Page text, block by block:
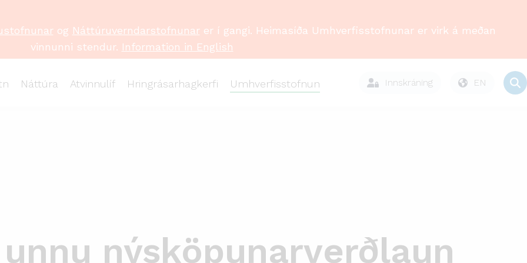
Náttúra Atvinnulíf Hringrásarhagkerfi Umhverfisstofnun Innskráning EN
og Náttúruverndarstofnunarer í gangi. Heimasíða Umhverfisstofnunar er virk á meðan
vinnunni stendur. Information in English
nýsköpunarverðlaun